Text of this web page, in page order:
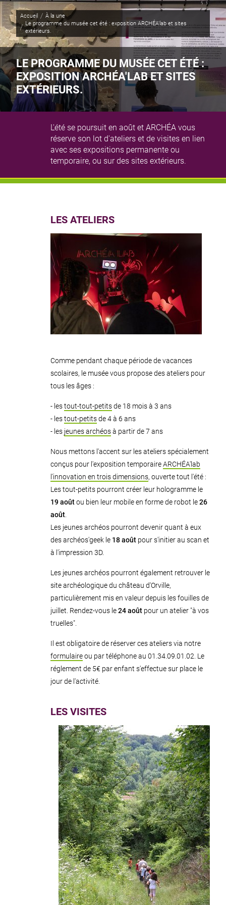
Accueil
À la une
Page active :
Le programme du musée cet été : exposition ARCHÉA'lab et sites
extérieurs.
LE PROGRAMME DU MUSÉE CET ÉTÉ :
EXPOSITION ARCHÉA'LAB ET SITES
EXTÉRIEURS.
L'été se poursuit en août et ARCHÉA vous
réserve son lot d'ateliers et de visites en lien
avec ses expositions permanente ou
temporaire, ou sur des sites extérieurs.
LES ATELIERS
Comme pendant chaque période de vacances
scolaires, le musée vous propose des ateliers pour
tous les âges :
- lestout-tout-petitsde 18 mois à 3 ans
- lestout-petitsde 4 à 6 ans
- les jeunes archéosà partir de 7 ans
Nous mettons l'accent sur les ateliers spécialement
conçus pour l'exposition temporaireARCHÉA'lab
l'innovation en trois dimensions, ouverte tout l'été :
Les tout-petits pourront créer leur hologramme le
19 aoûtou bien leur mobile en forme de robot le26
août.
Les jeunes archéos pourront devenir quant à eux
des archéos'geek le 18 aoûtpour s'initier au scan et
à l'impression 3D.
Les jeunes archéos pourront également retrouver le
site archéologique du château d'Orville,
particulièrement mis en valeur depuis les fouilles de
juillet. Rendez-vous le24 aoûtpour un atelier "à vos
truelles".
Il est obligatoire de réserver ces ateliers via notre
formulaireou par téléphone au 01.34.09.01.02. Le
réglement de 5€ par enfant s'effectue sur place le
jour de l'activité.
LES VISITES
Panneau de gestion des cookies